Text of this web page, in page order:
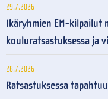
29.7.2026
Ikäryhmien EM-kilpailut
kouluratsastuksessa ja
28.7.2026
Ratsastuksessa